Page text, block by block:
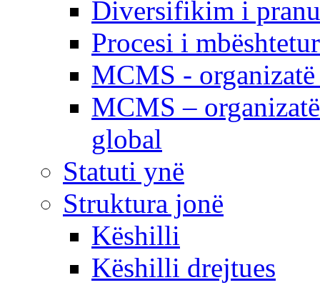
Diversifikim i
Procesi i
MCMS -
MCMS –
global
Statuti ynë
Struktura jonë
Këshilli
Këshilli drejtues